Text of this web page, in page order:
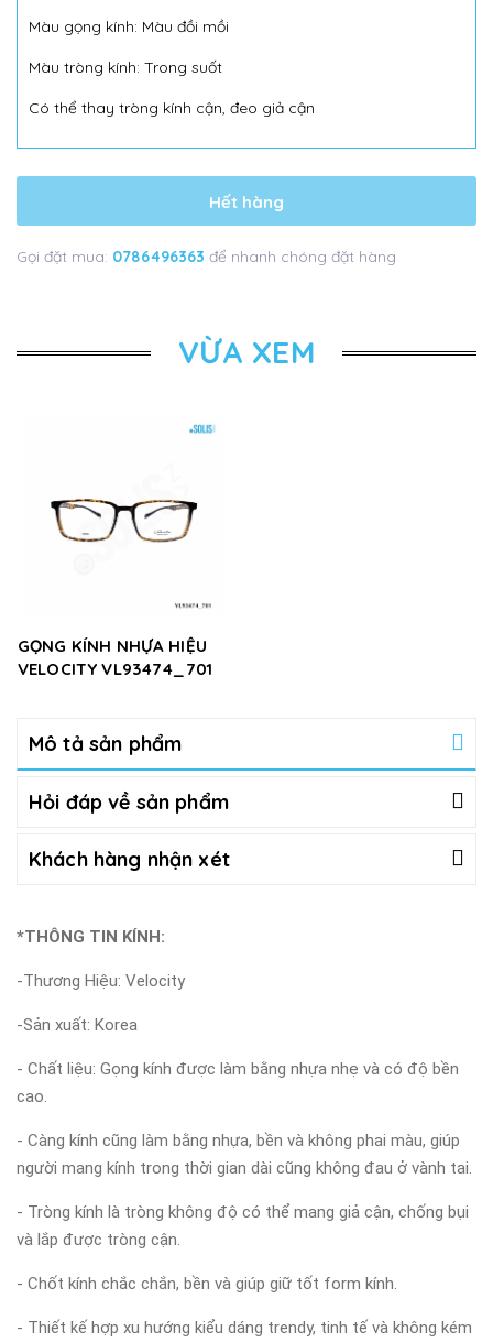
Màu gọng kính: Màu đồi mồi
Màu tròng kính: Trong suốt
Có thể thay tròng kính cận, đeo giả cận
Hết hàng
Gọi đặt mua: 0786496363 để nhanh chóng đặt hàng
VỪA XEM
GỌNG KÍNH NHỰA HIỆU
VELOCITY VL93474_701
Mô tả sản phẩm
Hỏi đáp về sản phẩm
Khách hàng nhận xét
*THÔNG TIN KÍNH:
-Thương Hiệu: Velocity
-Sản xuất: Korea
- Chất liệu: Gọng kính được làm bằng nhựa nhẹ và có độ bền
cao.
- Càng kính cũng làm bằng nhựa, bền và không phai màu, giúp
người mang kính trong thời gian dài cũng không đau ở vành tai.
- Tròng kính là tròng không độ có thể mang giả cận, chống bụi
và lắp được tròng cận.
- Chốt kính chắc chắn, bền và giúp giữ tốt form kính.
- Thiết kế hợp xu hướng kiểu dáng trendy, tinh tế và không kém